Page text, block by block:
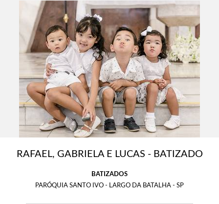
RAFAEL, GABRIELA E LUCAS - BATIZADO
BATIZADOS
PARÓQUIA SANTO IVO - LARGO DA BATALHA - SP